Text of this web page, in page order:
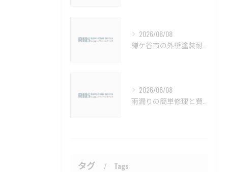
2026/08/08
2026/08/08
タグ Tags